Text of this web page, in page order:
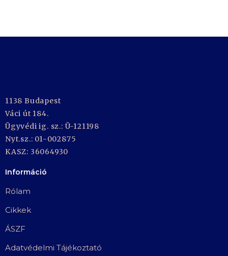
1138 Budapest
Váci út 184.
Ügyvédi ig. sz.: Ü-121198
Nyt.sz.: 01-002875
KASZ: 36064930
Információ
Rólam
Cikkek
ÁSZF
Adatvédelmi Tájékoztató